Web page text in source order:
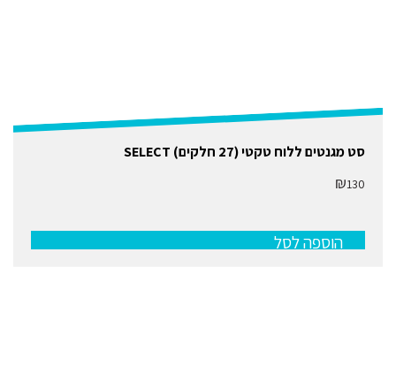
סט מגנטים ללוח טקטי (27 חלקים) SELECT
₪130
הוספה לסל